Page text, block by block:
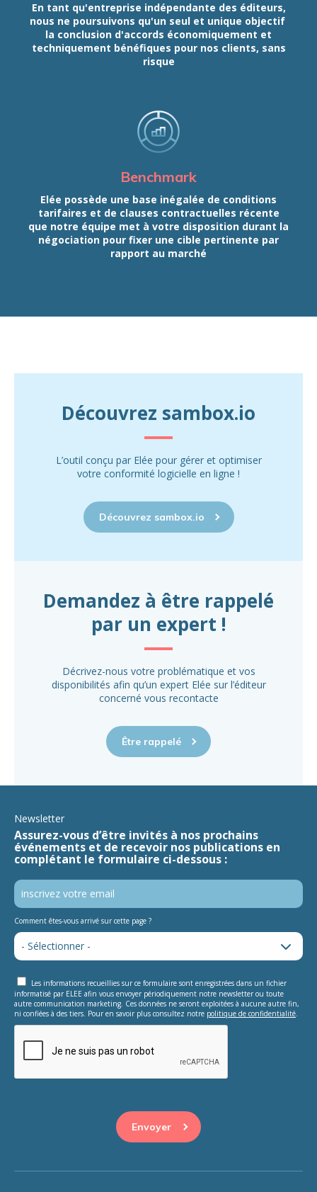
En tant qu'entreprise indépendante des éditeurs,
nous ne poursuivons qu'un seul et unique objectif
la conclusion d'accords économiquement et
techniquement bénéfiques pour nos clients, sans
risque
Benchmark
Elée possède une base inégalée de conditions
tarifaires et de clauses contractuelles récente
que notre équipe met à votre disposition durant la
négociation pour fixer une cible pertinente par
rapport au marché
Découvrez sambox.io
L’outil conçu par Elée pour gérer et optimiser
votre conformité logicielle en ligne !
Découvrez sambox.io
Demandez à être rappelé
par un expert !
Décrivez-nous votre problématique et vos
disponibilités afin qu’un expert Elée sur l’éditeur
concerné vous recontacte
Être rappelé
Newsletter
Assurez-vous d’être invités à nos prochains
événements et de recevoir nos publications en
complétant le formulaire ci-dessous :
Comment êtes-vous arrivé sur cette page ?
Les informations recueillies sur ce formulaire sont enregistrées dans un fichier
informatisé par ELEE afin vous envoyer périodiquement notre newsletter ou toute
autre communication marketing. Ces données ne seront exploitées à aucune autre fin,
ni confiées à des tiers. Pour en savoir plus consultez notre politique de confidentialité.